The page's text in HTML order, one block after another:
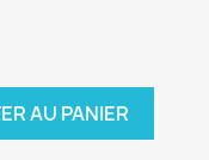
AU PANIER